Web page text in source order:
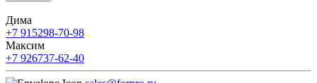
Дима
+7 915298-70-98
Максим
+7 926737-62-40